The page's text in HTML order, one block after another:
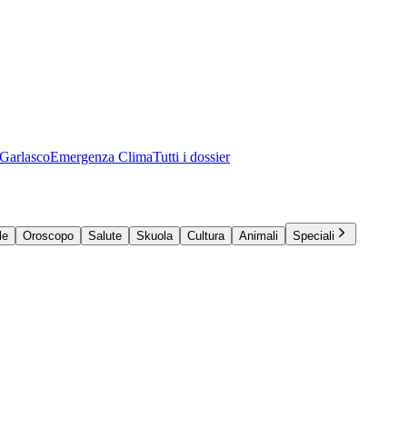
GarlascoEmergenza ClimaTutti i dossier
Oroscopo Salute Skuola Cultura Animali
Speciali